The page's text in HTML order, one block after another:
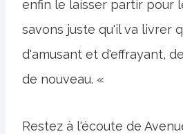
enfin le laisser partir pour
savons juste qu'il va livrer
d'amusant et d'effrayant,
de nouveau. «
Restez à l'écoute de